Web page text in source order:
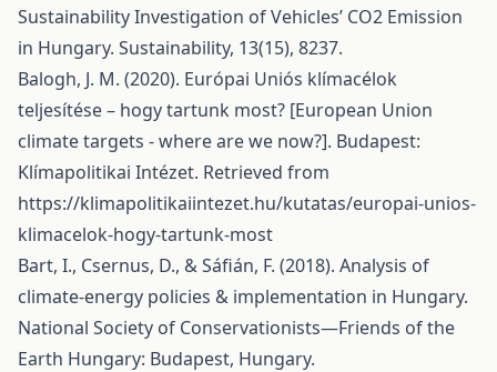
Sustainability Investigation of Vehicles’ CO2 Emission
in Hungary. Sustainability, 13(15), 8237.
Balogh, J. M. (2020). Európai Uniós klímacélok
teljesítése – hogy tartunk most? [European Union
climate targets - where are we now?]. Budapest:
Klímapolitikai Intézet. Retrieved from
https://klimapolitikaiintezet.hu/kutatas/europai-unios-
klimacelok-hogy-tartunk-most
Bart, I., Csernus, D., & Sáfián, F. (2018). Analysis of
climate-energy policies & implementation in Hungary.
National Society of Conservationists—Friends of the
Earth Hungary: Budapest, Hungary.